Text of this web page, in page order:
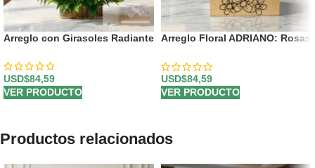
Arreglo con Girasoles Radiante
USD$84,59
VER PRODUCTO
Arreglo Floral ADRIANO: Rosas
USD$84,59
VER PRODUCTO
Productos relacionados